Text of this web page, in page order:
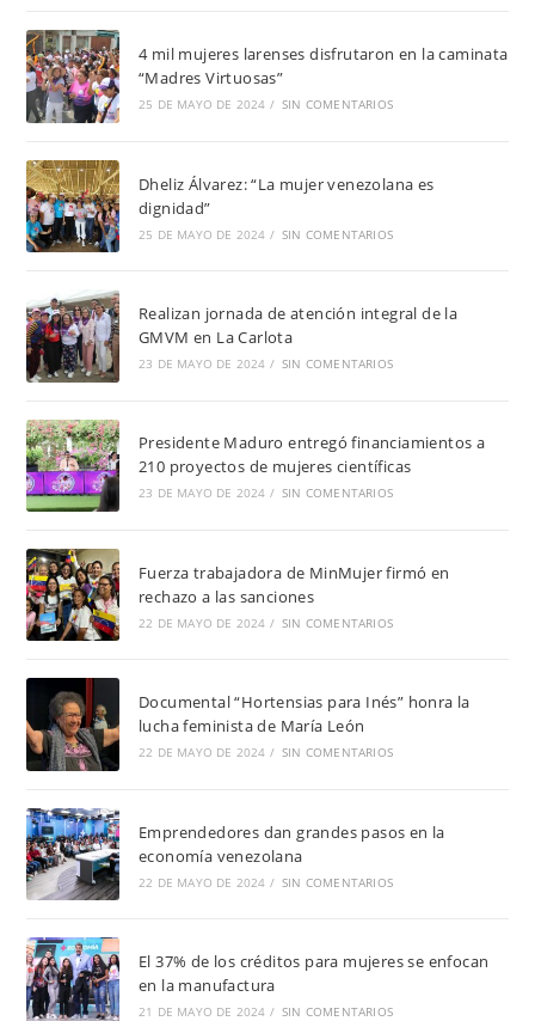
4 mil mujeres larenses disfrutaron en la caminata
“Madres Virtuosas”
25 DE MAYO DE 2024 / SIN COMENTARIOS
Dheliz Álvarez: “La mujer venezolana es
dignidad”
25 DE MAYO DE 2024 / SIN COMENTARIOS
Realizan jornada de atención integral de la
GMVM en La Carlota
23 DE MAYO DE 2024 / SIN COMENTARIOS
Presidente Maduro entregó financiamientos a
210 proyectos de mujeres científicas
23 DE MAYO DE 2024 / SIN COMENTARIOS
Fuerza trabajadora de MinMujer firmó en
rechazo a las sanciones
22 DE MAYO DE 2024 / SIN COMENTARIOS
Documental “Hortensias para Inés” honra la
lucha feminista de María León
22 DE MAYO DE 2024 / SIN COMENTARIOS
Emprendedores dan grandes pasos en la
economía venezolana
22 DE MAYO DE 2024 / SIN COMENTARIOS
El 37% de los créditos para mujeres se enfocan
en la manufactura
21 DE MAYO DE 2024 / SIN COMENTARIOS